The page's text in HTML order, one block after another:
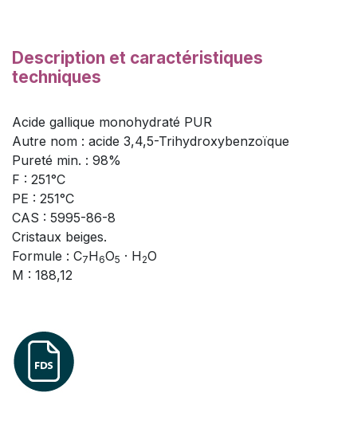
Description et caractéristiques
techniques
Acide gallique monohydraté PUR
Autre nom : acide 3,4,5-Trihydroxybenzoïque
Pureté min. : 98%
F : 251°C
PE : 251°C
CAS : 5995-86-8
Cristaux beiges.
Formule : C7H6O5 · H2O
M : 188,12